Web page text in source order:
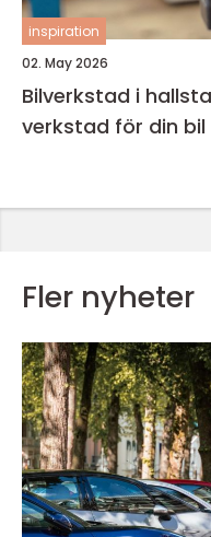
inspiration
02. May 2026
Bilverkstad i
verkstad för din bil
Fler nyheter